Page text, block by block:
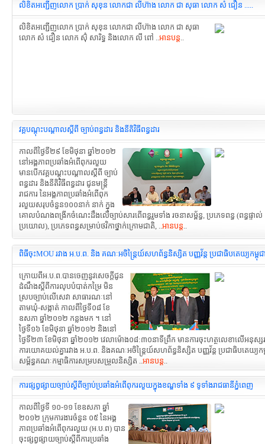
លិខិតអញ្ជើញលោក ប្រាក់ សុខុន លោកជា លីហ៊ាង លោក ជា សុធា លោក សំ ជឿន .....
លិខិតអញ្ជើញលោក ប្រាក់ សុខុន លោកជា លីហ៊ាង លោក ជា សុធា
លោក សំ ជឿន លោក ស៊ុំ សារិទ្ធ និងលោក លី ពៅ ..អានបន្ត..
វគ្គបណ្តុះបណ្តាលស្តីពី ច្បាប់ពន្ធដារ និងនីតិវិធីពន្ធដារ
កាលពីថ្ងៃទី២៩ ខែមិថុនា ឆ្នាំ២០១២
នៅអង្គភាពប្រឆាំងអំពើពុករលួយ
មានបើកវគ្គបណ្តុះបណ្តាលស្តីពី ច្បាប់
ពន្ធដារ និងនីតិវិធីពន្ធដារ ជូនមន្ត្រី
រាជការ នៃអង្គភាពប្រឆាំងអំពើពុក
រលួយសរុបចំនួន១០០នាក់ នាក់ ក្នុង
គោលបំណងពង្រីកចំណេះដឹងលើច្បាប់សារពើពន្ធរួមទាំង រចនាសម្ព័ន្ធ, ប្រភេទពន្ធ (ពន្ធផ្ទាល់
ប្រយោល), ប្រភេទពន្ធសម្រាប់ថវិកាថ្នាក់ក្រោមជាតិ, ..អានបន្ត..
ពិធីចុះMOU រវាង អ.ប.ព. និង គណៈអចិន្រ្តៃយ៍សហព័ន្ធនិស្សិត បញ្ញវ័ន្ត ប្រជាធិបតេយ្យកម្ពុជ
ក្រោយពីអ.ប.ព.បានចេញនូវសេចក្តីជូន
ដំណឹងស្តីពីការលុបបំបាត់កម្រៃ មិន
ស្របច្បាប់លើសេវា សាធារណៈនៅ
តាមឃុំ-សង្កាត់ កាលពីថ្ងៃទី០៨ ខែ
ឧសភា ឆ្នាំ២០១២ កន្លងមក ។ នៅ
ថ្ងៃទី១៦ ខែមិថុនា ឆ្នាំ២០១២ និងនៅ
ថ្ងៃទី២៣ ខែមិថុនា ឆ្នាំ២០១២ វេលាម៉ោង០៨:៣០នាទីព្រឹក មានការចុះហត្ថលេខាលើអនុស្
ការយោគយល់គ្នារវាង អ.ប.ព. និងគណៈអចិន្ត្រៃយ៍សហព័ន្ធនិស្សិត បញ្ញវ័ន្ត ប្រជាធិបតេយ្យក
សម្ព័ន្ធគណៈកម្មាធិការសម្របសម្រួលនិស្សិត ..អានបន្ត..
ការផ្សព្វផ្សាយច្បាប់ស្តីពីច្បាប់ប្រឆាំងអំពើពុករលួយក្នុងខណ្ឌទាំង ៩ ទូទាំងរាជធានីភ្នំពេញ
កាលពីថ្ងៃទី ១០-១១ ខែឧសភា ឆ្នាំ
២០១២ ក្រុមការងារចំនួន ០៥ នៃអង្គ
ភាពប្រឆាំងអំពើពុករលួយ (អ.ប.ព) បាន
ចុះផ្សព្វផ្សាយច្បាប់ស្តីពីការប្រឆាំង